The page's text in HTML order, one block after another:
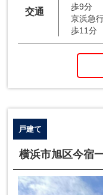
交通
歩9分
京浜急
歩11分
戸建て
横浜市旭区今宿